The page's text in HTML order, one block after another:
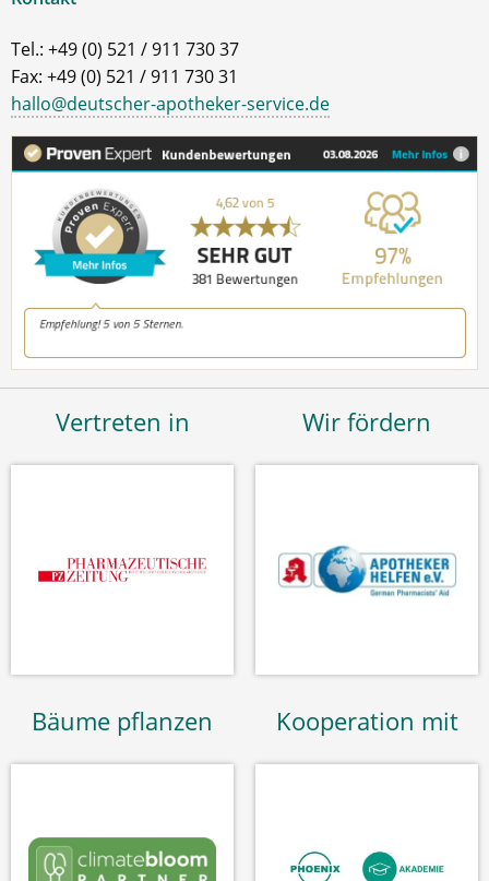
Tel.: +49 (0) 521 / 911 730 37
Fax: +49 (0) 521 / 911 730 31
hallo@deutscher-apotheker-service.de
Vertreten in Wir fördern
Bäume pflanzen Kooperation mit